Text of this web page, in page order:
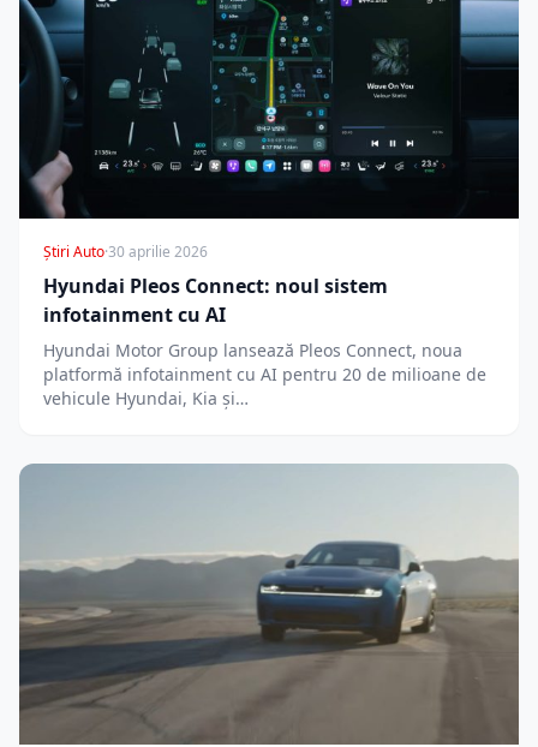
Știri Auto·30 aprilie 2026
Hyundai Pleos Connect: noul sistem
infotainment cu AI
Hyundai Motor Group lansează Pleos Connect, noua
platformă infotainment cu AI pentru 20 de milioane de
vehicule Hyundai, Kia și…